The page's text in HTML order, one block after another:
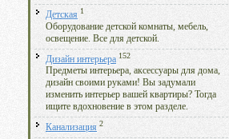
Детская 1
Оборудование детской комнаты, мебель,
освещение. Все для детской.
Дизайн интерьера 152
Предметы интерьера, аксессуары для дома,
дизайн своими руками! Вы задумали
изменить интерьер вашей квартиры? Тогда
ищите вдохновение в этом разделе.
Канализация 2